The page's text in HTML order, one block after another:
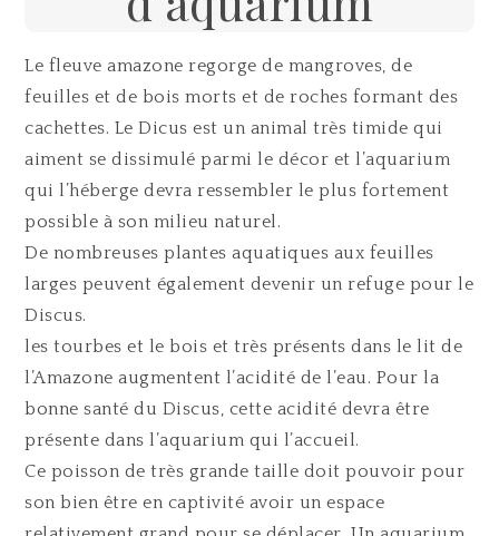
Le fleuve amazone regorge de mangroves, de
feuilles et de bois morts et de roches formant des
cachettes. Le Dicus est un animal très timide qui
aiment se dissimulé parmi le décor et l’aquarium
qui l’héberge devra ressembler le plus fortement
possible à son milieu naturel.
De nombreuses plantes aquatiques aux feuilles
larges peuvent également devenir un refuge pour le
Discus.
les tourbes et le bois et très présents dans le lit de
l’Amazone augmentent l’acidité de l’eau. Pour la
bonne santé du Discus, cette acidité devra être
présente dans l’aquarium qui l’accueil.
Ce poisson de très grande taille doit pouvoir pour
son bien être en captivité avoir un espace